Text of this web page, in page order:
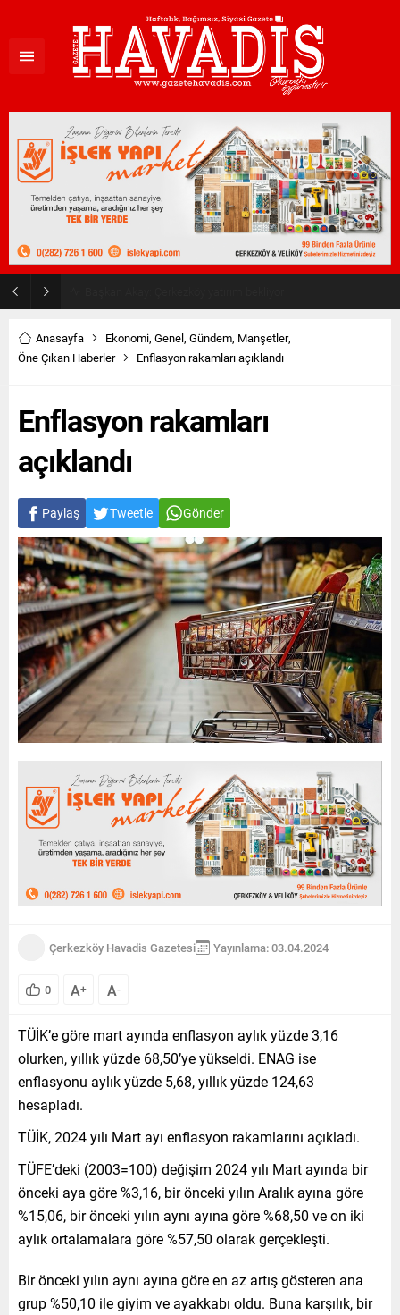
Anasayfa Ekonomi, Genel, Gündem, Manşetler,
Öne Çıkan Haberler
Enflasyon rakamları açıklandı
Enflasyon rakamları
açıklandı
Paylaş Tweetle Gönder
Çerkezköy Havadis Gazetesi Yayınlama: 03.04.2024
0 A+ A-
TÜİK’e göre mart ayında enflasyon aylık yüzde 3,16
olurken, yıllık yüzde 68,50’ye yükseldi. ENAG ise
enflasyonu aylık yüzde 5,68, yıllık yüzde 124,63
hesapladı.
TÜİK, 2024 yılı Mart ayı enflasyon rakamlarını açıkladı.
TÜFE’deki (2003=100) değişim 2024 yılı Mart ayında bir
önceki aya göre %3,16, bir önceki yılın Aralık ayına göre
%15,06, bir önceki yılın aynı ayına göre %68,50 ve on iki
aylık ortalamalara göre %57,50 olarak gerçekleşti.
Bir önceki yılın aynı ayına göre en az artış gösteren ana
grup %50,10 ile giyim ve ayakkabı oldu. Buna karşılık, bir